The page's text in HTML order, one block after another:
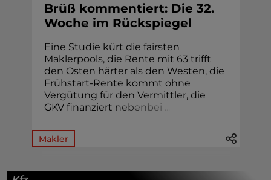
Brüß kommentiert: Die 32.
Woche im Rückspiegel
Eine Studie kürt die fairsten
Maklerpools, die Rente mit 63 trifft
den Osten härter als den Westen, die
Frühstart-Rente kommt ohne
Vergütung für den Vermittler, die
GKV finanziert nebenbei
Makler